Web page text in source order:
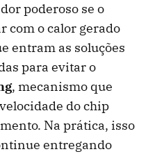
poderoso se o
com o calor gerado
entram as soluções
para evitar o
, mecanismo que
do chip
Na prática, isso
entregando